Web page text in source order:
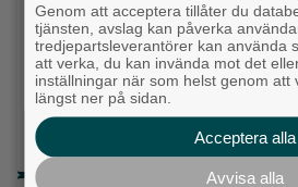
Centerpartiet
Liberalerna
Genom att acceptera tillåter du
tjänsten, avslag kan påverka
tredjepartsleverantörer kan använda
att verka, du kan invända mot det
inställningar när som helst genom att
längst ner på sidan.
Acceptera alla
Avvisa alla